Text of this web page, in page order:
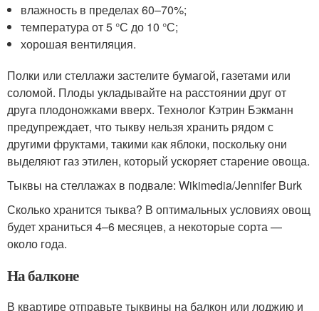
влажность в пределах 60–70%;
температура от 5 °С до 10 °С;
хорошая вентиляция.
Полки или стеллажи застелите бумагой, газетами или
соломой. Плоды укладывайте на расстоянии друг от
друга плодоножками вверх. Технолог Кэтрин Бэкманн
предупреждает, что тыкву нельзя хранить рядом с
другими фруктами, такими как яблоки, поскольку они
выделяют газ этилен, который ускоряет старение овоща.
Тыквы на стеллажах в подвале: Wikimedia/Jennifer Burk
Сколько хранится тыква? В оптимальных условиях овощ
будет храниться 4–6 месяцев, а некоторые сорта —
около года.
На балконе
В квартире отправьте тыквины на балкон или лоджию и